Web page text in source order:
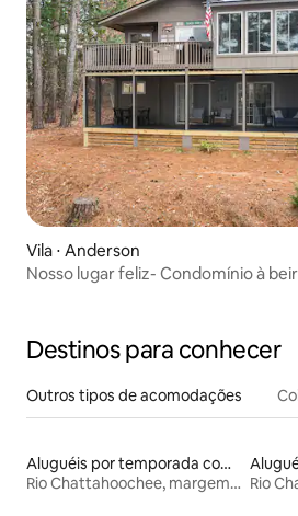
Vila ⋅ Anderson
Nosso lugar feliz- Condomínio à
Destinos para conhecer
Outros tipos de acomodações
Aluguéis por temporada com cama de altura acessível
Rio Chattahoochee, margem da Geórgia